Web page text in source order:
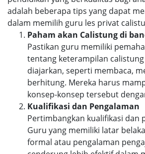
adalah beberapa tips yang dapat
dalam memilih guru les privat
Paham akan Calistung di
Pastikan guru memiliki
tentang keterampilan
diajarkan, seperti membaca,
berhitung. Mereka harus
konsep-konsep tersebut
Kualifikasi dan Pengalaman
Pertimbangkan kualifikasi dan
Guru yang memiliki latar
formal atau pengalaman